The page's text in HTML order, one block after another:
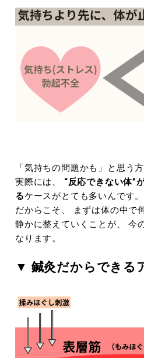
「気持ちの問題かも」と思う
実際には、 “反応できない体”
るケースがとても多いんです。
だからこそ、 まずは体の中で
静かに整えていくことが、 今
なります。
▼ 鍼灸だからできる